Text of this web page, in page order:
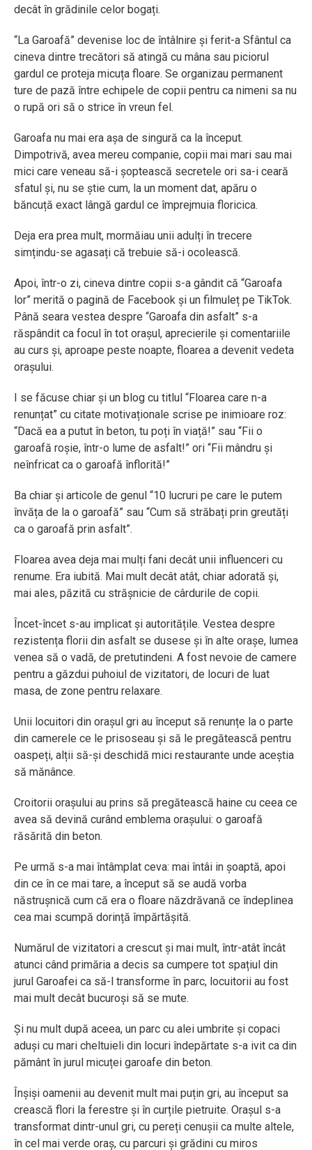
decât în grădinile celor bogați.
“La Garoafă” devenise loc de întâlnire și ferit-a Sfântul ca
cineva dintre trecători să atingă cu mâna sau piciorul
gardul ce proteja micuța floare. Se organizau permanent
ture de pază între echipele de copii pentru ca nimeni sa nu
o rupă ori să o strice în vreun fel.
Garoafa nu mai era așa de singură ca la început.
Dimpotrivă, avea mereu companie, copii mai mari sau mai
mici care veneau să-i șoptească secretele ori sa-i ceară
sfatul și, nu se știe cum, la un moment dat, apăru o
băncuță exact lângă gardul ce împrejmuia floricica.
Deja era prea mult, mormăiau unii adulți în trecere
simțindu-se agasați că trebuie să-i ocolească.
Apoi, într-o zi, cineva dintre copii s-a gândit că “Garoafa
lor” merită o pagină de Facebook și un filmuleț pe TikTok.
Până seara vestea despre “Garoafa din asfalt” s-a
răspândit ca focul în tot orașul, aprecierile și comentariile
au curs și, aproape peste noapte, floarea a devenit vedeta
orașului.
I se făcuse chiar și un blog cu titlul “Floarea care n-a
renunțat” cu citate motivaționale scrise pe inimioare roz:
“Dacă ea a putut în beton, tu poți în viață!” sau “Fii o
garoafă roșie, într-o lume de asfalt!” ori “Fii mândru și
neînfricat ca o garoafă înflorită!”
Ba chiar și articole de genul “10 lucruri pe care le putem
învăța de la o garoafă” sau “Cum să străbați prin greutăți
ca o garoafă prin asfalt”.
Floarea avea deja mai mulți fani decât unii influenceri cu
renume. Era iubită. Mai mult decât atât, chiar adorată și,
mai ales, păzită cu strășnicie de cârdurile de copii.
Încet-încet s-au implicat și autoritățile. Vestea despre
rezistența florii din asfalt se dusese și în alte orașe, lumea
venea să o vadă, de pretutindeni. A fost nevoie de camere
pentru a găzdui puhoiul de vizitatori, de locuri de luat
masa, de zone pentru relaxare.
Unii locuitori din orașul gri au început să renunțe la o parte
din camerele ce le prisoseau și să le pregătească pentru
oaspeți, alții să-și deschidă mici restaurante unde aceștia
să mănânce.
Croitorii orașului au prins să pregătească haine cu ceea ce
avea să devină curând emblema orașului: o garoafă
răsărită din beton.
Pe urmă s-a mai întâmplat ceva: mai întâi in șoaptă, apoi
din ce în ce mai tare, a început să se audă vorba
năstrușnică cum că era o floare năzdrăvană ce îndeplinea
cea mai scumpă dorință împărtășită.
Numărul de vizitatori a crescut și mai mult, într-atât încât
atunci când primăria a decis sa cumpere tot spațiul din
jurul Garoafei ca să-l transforme în parc, locuitorii au fost
mai mult decât bucuroși să se mute.
Și nu mult după aceea, un parc cu alei umbrite și copaci
aduși cu mari cheltuieli din locuri îndepărtate s-a ivit ca din
pământ în jurul micuței garoafe din beton.
Înșiși oamenii au devenit mult mai puțin gri, au început sa
crească flori la ferestre și în curțile pietruite. Orașul s-a
transformat dintr-unul gri, cu pereți cenușii ca multe altele,
în cel mai verde oraș, cu parcuri și grădini cu miros